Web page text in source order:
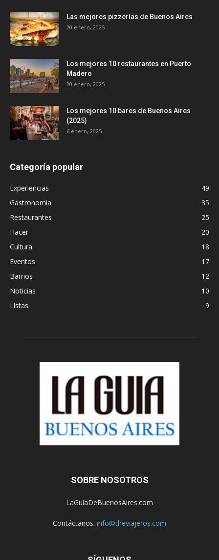
Las mejores pizzerías de Buenos Aires
20 enero, 2025
Los mejores 10 restaurantes en Puerto
Madero
20 enero, 2025
Los mejores 10 bares de Buenos Aires
(2025)
6 enero, 2025
Categoría popular
Experiencias
49
Gastronomia
35
Restaurantes
25
Hacer
20
Cultura
18
Eventos
17
Barrios
12
Noticias
10
Listas
9
SOBRE NOSOTROS
LaGuiaDeBuenosAires.com
Contáctanos: info@theviajeros.com